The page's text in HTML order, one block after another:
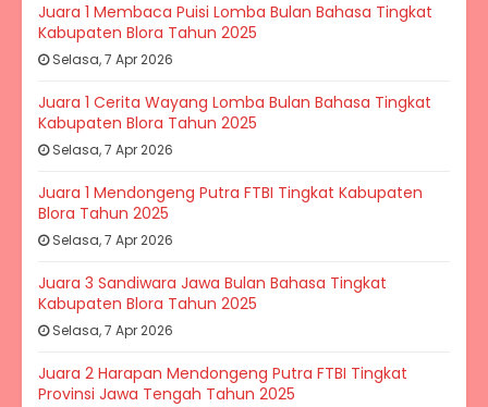
Juara 1 Membaca Puisi Lomba Bulan Bahasa Tingkat
Kabupaten Blora Tahun 2025
Selasa, 7 Apr 2026
Juara 1 Cerita Wayang Lomba Bulan Bahasa Tingkat
Kabupaten Blora Tahun 2025
Selasa, 7 Apr 2026
Juara 1 Mendongeng Putra FTBI Tingkat Kabupaten
Blora Tahun 2025
Selasa, 7 Apr 2026
Juara 3 Sandiwara Jawa Bulan Bahasa Tingkat
Kabupaten Blora Tahun 2025
Selasa, 7 Apr 2026
Juara 2 Harapan Mendongeng Putra FTBI Tingkat
Provinsi Jawa Tengah Tahun 2025